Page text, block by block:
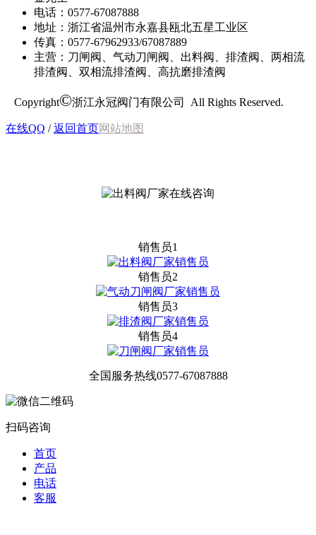
电话：0577-67087888
地址：浙江省温州市永嘉县瓯北五星工业区
传真：0577-67962933/67087889
主营：刀闸阀、气动刀闸阀、出料阀、排渣阀、两相流
排渣阀、双相流排渣阀、高抗磨排渣阀
Copyright©浙江永冠阀门有限公司 All Rights Reserved.
在线QQ /返回首页 网站地图
销售员1
销售员2
销售员3
销售员4
全国服务热线0577-67087888
扫码咨询
首页
产品
电话
客服